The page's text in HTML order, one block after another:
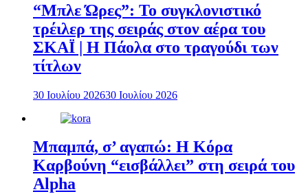
“Μπλε Ώρες”: Το συγκλονιστικό
τρέιλερ της σειράς στον αέρα του
ΣΚΑΪ | Η Πάολα στο τραγούδι των
τίτλων
30 Ιουλίου 202630 Ιουλίου 2026
Μπαμπά, σ’ αγαπώ: Η Κόρα
Καρβούνη “εισβάλλει” στη σειρά του
Alpha